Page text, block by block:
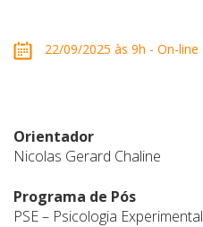
22/09/2025 às 9h - On-line
Orientador
Nicolas Gerard Chaline
Programa de Pós
PSE – Psicologia Experimental